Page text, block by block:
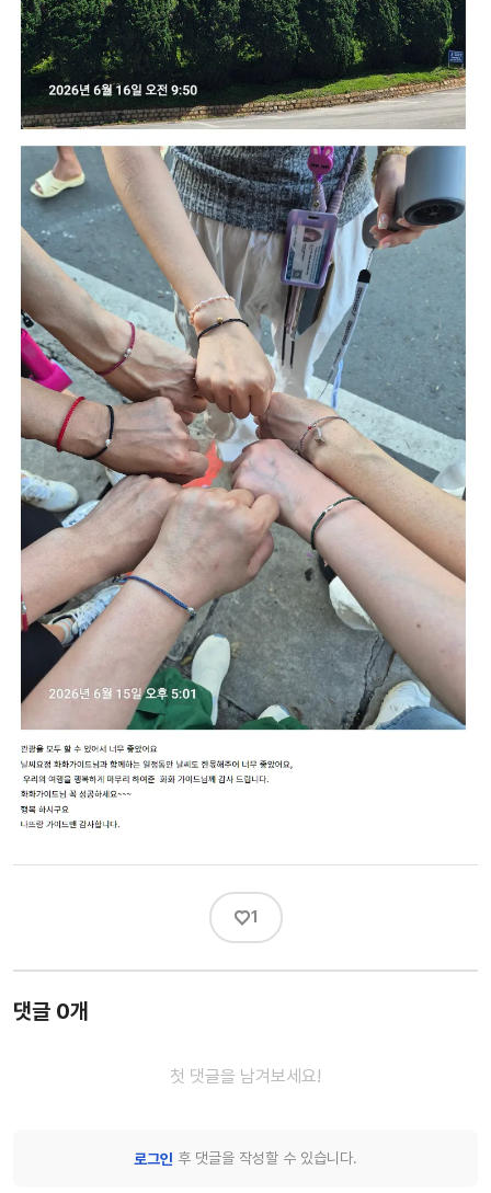
♡1
댓글 0개
첫 댓글을 남겨보세요!
로그인 후 댓글을 작성할 수 있습니다.